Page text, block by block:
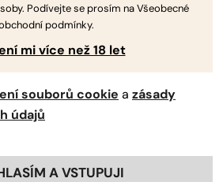
Podívejte se prosím na Všeobecné
podmínky.
mi více než 18 let
souborů cookie a zásady
údajů
A VSTUPUJI